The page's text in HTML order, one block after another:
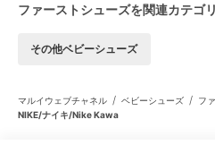
ファーストシューズを関連カテゴ
その他ベビーシューズ
マルイウェブチャネル / ベビーシューズ / フ
NIKE/ナイキ/Nike Kawa